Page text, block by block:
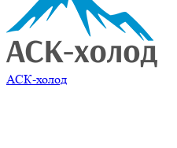
АСК-холод